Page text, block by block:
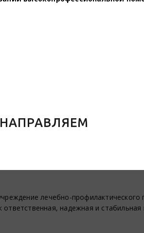
лечебно-
надежная и стабильная